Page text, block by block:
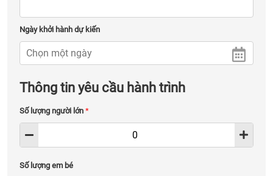
Ngày khởi hành dự kiến
Thông tin yêu cầu hành trình
Số lượng người lớn *
Số lượng em bé